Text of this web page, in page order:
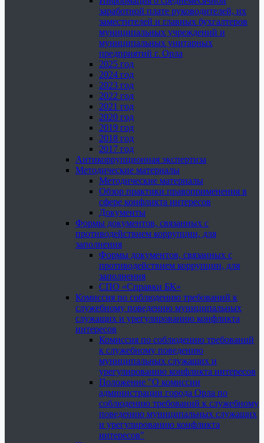
заработной плате руководителей, их
заместителей и главных бухгалтеров
муниципальных учреждений и
муниципальных унитарных
предприятий г. Орла
2025 год
2024 год
2023 год
2022 год
2021 год
2020 год
2019 год
2018 год
2017 год
Антикоррупционная экспертиза
Методические материалы
Методические материалы
Обзор практики правоприменения в
сфере конфликта интересов
Документы
Формы документов, связанных с
противодействием коррупции, для
заполнения
Формы документов, связанных с
противодействием коррупции, для
заполнения
СПО «Справки БК»
Комиссия по соблюдению требований к
служебному поведению муниципальных
служащих и урегулированию конфликта
интересов
Комиссия по соблюдению требований
к служебному поведению
муниципальных служащих и
урегулированию конфликта интересов
Положение "О комиссии
администрации города Орла по
соблюдению требований к служебному
поведению муниципальных служащих
и урегулированию конфликта
интересов"